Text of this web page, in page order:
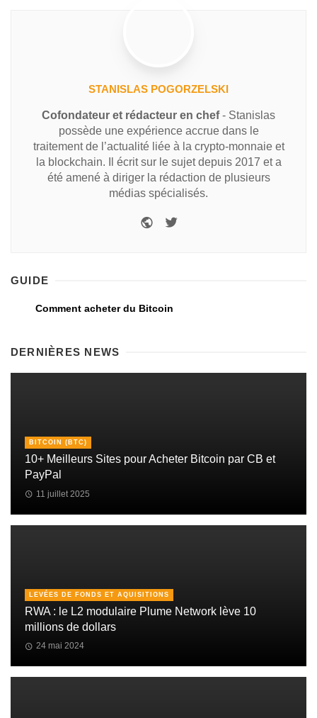
STANISLAS POGORZELSKI
Cofondateur et rédacteur en chef- Stanislas
possède une expérience accrue dans le
traitement de l’actualité liée à la crypto-monnaie et
la blockchain. Il écrit sur le sujet depuis 2017 et a
été amené à diriger la rédaction de plusieurs
médias spécialisés.
GUIDE
Comment acheter du Bitcoin
DERNIÈRES NEWS
BITCOIN (BTC)
10+ Meilleurs Sites pour Acheter Bitcoin par CB et
PayPal
11 juillet 2025
LEVÉES DE FONDS ET AQUISITIONS
RWA : le L2 modulaire Plume Network lève 10
millions de dollars
24 mai 2024